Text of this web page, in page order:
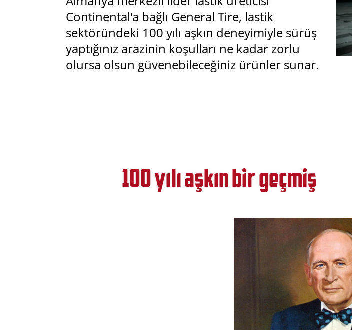
Continental'a bağlı General Tire, lastik
sektöründeki 100 yılı aşkın deneyimiyle sürüş
yaptığınız arazinin koşulları ne kadar zorlu
olursa olsun güvenebileceğiniz ürünler sunar.
100 yılı aşkın bir geçmiş